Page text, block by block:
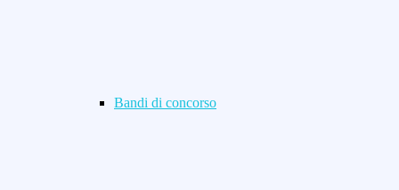
Bandi di concorso